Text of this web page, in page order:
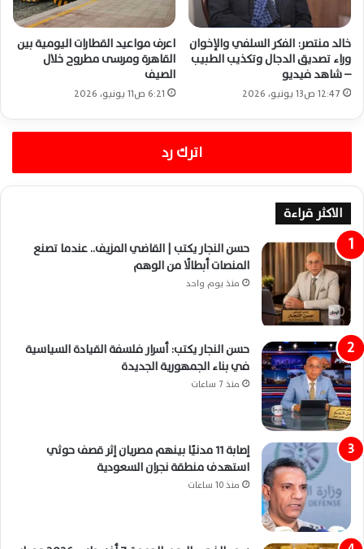
خالد منتصر: الفكر السلفي والإخوان
وراء تصديق الدجال وتكذيب الطبيب
– شاهد فيديو
12:47 ص13 يونيو، 2026
اعرف مواعيد القطارات اليومية بين
القاهرة ومرسى مطروح خلال
الصيف
6:21 ص11 يونيو، 2026
اترك رد
الاكثر قراءة
حسن النجار يكتب | القاضي المزيف.. عندما تصنع
المنصات أبطالًا من الوهم
منذ يوم واحد
حسن النجار يكتب: أسرار فلسفة القيادة السياسية
في بناء الجمهورية الجديدة
منذ 7 ساعات
إصابة 11 مدنيًا بينهم مصريان إثر قصف حوثي
استهدف منطقة نجران السعودية
منذ 10 ساعات